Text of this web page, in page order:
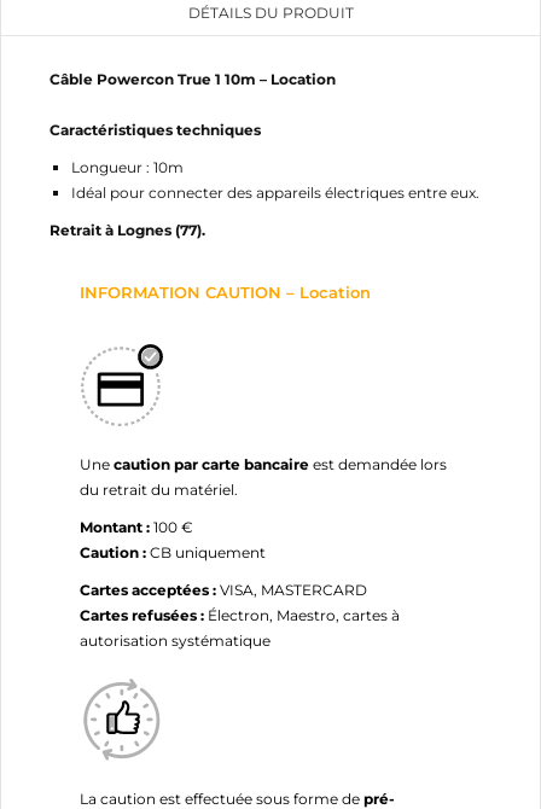
DÉTAILS DU PRODUIT
Câble Powercon True 1 10m – Location
Caractéristiques techniques
Longueur : 10m
Idéal pour connecter des appareils électriques entre eux.
Retrait à Lognes (77).
INFORMATION CAUTION – Location
Une caution par carte bancaire est demandée lors
du retrait du matériel.
Montant : 100 €
Caution : CB uniquement
Cartes acceptées : VISA, MASTERCARD
Cartes refusées : Électron, Maestro, cartes à
autorisation systématique
La caution est effectuée sous forme de pré-
MES LISTES
add_circle_outlineCréer une nouvelle liste
CRÉER UNE LISTE D'ENVIES
NOM DE LA LISTE D'ENVIES
Annuler
CONNEXION
Vous devez être connecté pour ajouter des produits